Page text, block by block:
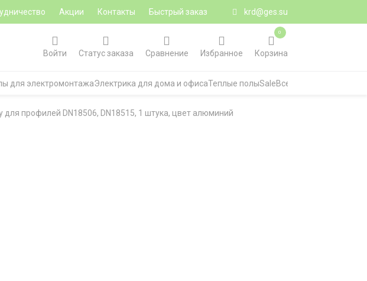
Акции Контакты Быстрый заказ krd@ges.su
Войти
Статус заказа Сравнение Избранное Корзина
0
для электромонтажаЭлектрика для дома и офисаТеплые полыSaleВсе категории
для профилей DN18506, DN18515, 1 штука, цвет алюминий